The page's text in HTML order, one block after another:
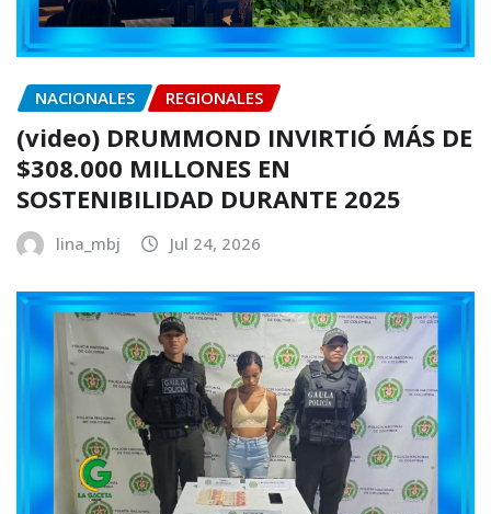
NACIONALES REGIONALES
(video) DRUMMOND INVIRTIÓ MÁS DE
$308.000 MILLONES EN
SOSTENIBILIDAD DURANTE 2025
lina_mbj Jul 24, 2026